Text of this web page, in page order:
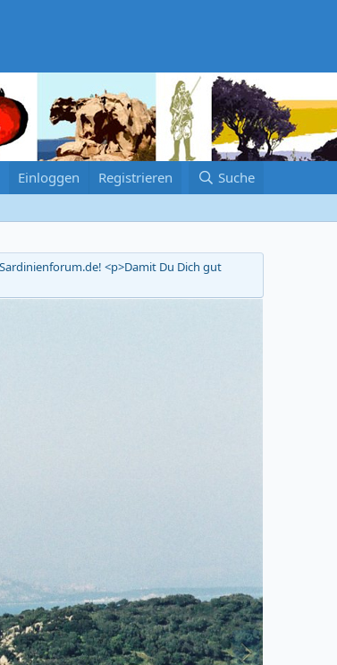
Einloggen Registrieren Suche
<p>Damit Du Dich gut